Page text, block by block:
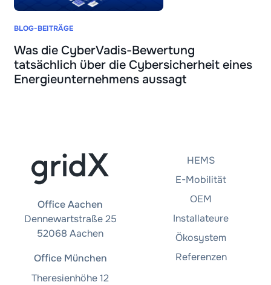
BLOG-BEITRÄGE
Was die CyberVadis-Bewertung
tatsächlich über die Cybersicherheit eines
Energieunternehmens aussagt
Office Aachen
Dennewartstraße 25
52068 Aachen
Office München
Theresienhöhe 12
HEMS
E-Mobilität
OEM
Installateure
Ökosystem
Referenzen